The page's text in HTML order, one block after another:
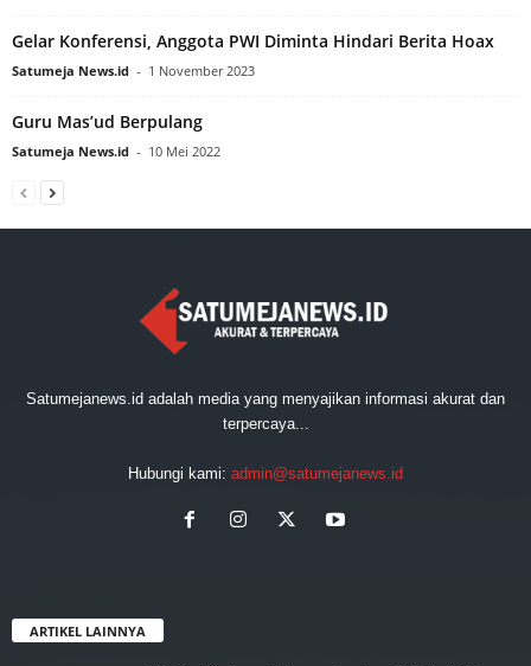
Gelar Konferensi, Anggota PWI Diminta Hindari Berita Hoax
Satumeja News.id - 1 November 2023
Guru Mas’ud Berpulang
Satumeja News.id - 10 Mei 2022
Satumejanews.id adalah media yang menyajikan informasi akurat dan
terpercaya...
Hubungi kami: admin@satumejanews.id
ARTIKEL LAINNYA